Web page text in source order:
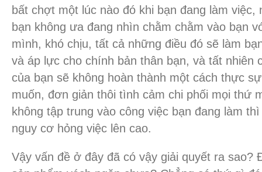
bất chợt một lúc nào đó khi bạn đang làm
bạn không ưa đang nhìn chằm chằm vào bạn
mình, khó chịu, tất cả những điều đó sẽ làm
và áp lực cho chính bản thân bạn, và tất nhiên
của bạn sẽ không hoàn thành một cách thực
muốn, đơn giản thôi tình cảm chi phối mọi thứ
không tập trung vào công việc bạn đang làm
nguy cơ hỏng việc lên cao.
Vậy vấn đề ở đây đã có vậy giải quyết ra sao?